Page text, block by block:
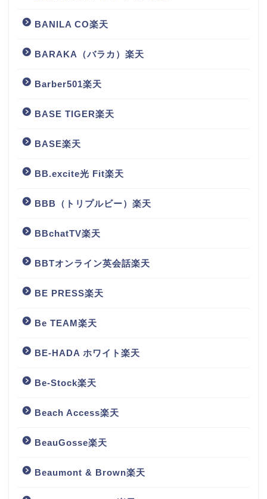
BANILA CO楽天
BARAKA（バラカ）楽天
Barber501楽天
BASE TIGER楽天
BASE楽天
BB.excite光 Fit楽天
BBB（トリプルビー）楽天
BBchatTV楽天
BBTオンライン英会話楽天
BE PRESS楽天
Be TEAM楽天
BE-HADA ホワイト楽天
Be-Stock楽天
Beach Access楽天
BeauGosse楽天
Beaumont & Brown楽天